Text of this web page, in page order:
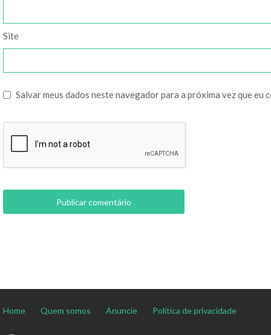
Site
Salvar meus dados neste navegador para a próxima vez que eu
Home Quem somos Anuncie Política de privacidade